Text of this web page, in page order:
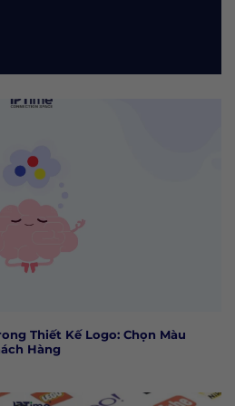
Thiết Kế Logo: Chọn Màu
Hàng